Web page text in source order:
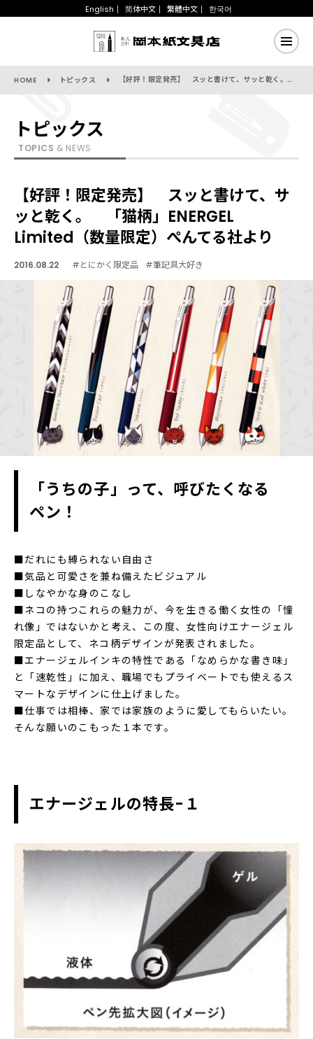
English 简体中文 繁體中文 한국어
HOME トピックス 【好評！限定発売】 スッと書けて、サッと乾く。 「猫柄」ENERGEL Limited（数量限定）ぺんてる社より
トピックス
TOPICS & NEWS
【好評！限定発売】 スッと書けて、サ
ッと乾く。 「猫柄」ENERGEL
Limited（数量限定）ぺんてる社より
2016.08.22 #とにかく限定品 #筆記具大好き
「うちの子」って、呼びたくなる
ペン！
■だれにも縛られない自由さ
■気品と可愛さを兼ね備えたビジュアル
■しなやかな身のこなし
■ネコの持つこれらの魅力が、今を生きる働く女性の「憧
れ像」ではないかと考え、この度、女性向けエナージェル
限定品として、ネコ柄デザインが発表されました。
■エナージェルインキの特性である「なめらかな書き味」
と「速乾性」に加え、職場でもプライベートでも使えるス
マートなデザインに仕上げました。
■仕事では相棒、家では家族のように愛してもらいたい。
そんな願いのこもった１本です。
エナージェルの特長-１